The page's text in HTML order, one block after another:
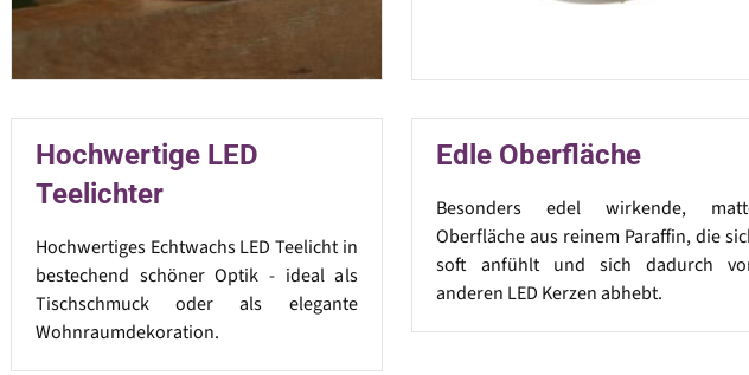
Hochwertige LED
Teelichter
Hochwertiges Echtwachs LED Teelicht in
bestechend schöner Optik - ideal als
Tischschmuck oder als elegante
Wohnraumdekoration.
Edle Oberfläche
Besonders edel wirkende,
Oberfläche aus reinem Paraffin, die
soft anfühlt und sich dadurch
anderen LED Kerzen abhebt.